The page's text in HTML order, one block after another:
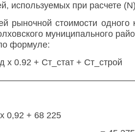
используемых при расчете (N
рыночной стоимости
муниципального
формуле:
х 0.92 + Ст_стат + Ст_строй
х 0,92 + 68 225